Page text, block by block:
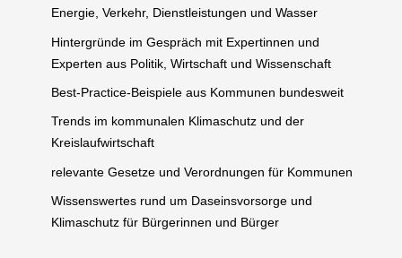
Energie, Verkehr, Dienstleistungen und Wasser
Hintergründe im Gespräch mit Expertinnen und
Experten aus Politik, Wirtschaft und Wissenschaft
Best-Practice-Beispiele aus Kommunen bundesweit
Trends im kommunalen Klimaschutz und der
Kreislaufwirtschaft
relevante Gesetze und Verordnungen für Kommunen
Wissenswertes rund um Daseinsvorsorge und
Klimaschutz für Bürgerinnen und Bürger